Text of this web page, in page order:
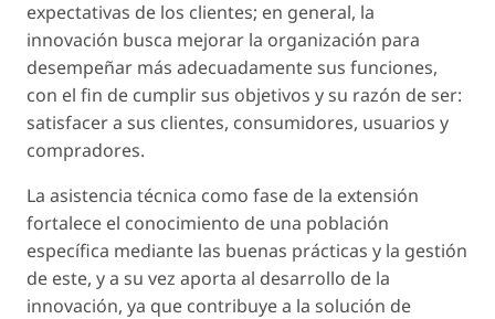
expectativas de los clientes; en general, la
innovación busca mejorar la organización para
desempeñar más adecuadamente sus funciones,
con el fin de cumplir sus objetivos y su razón de ser:
satisfacer a sus clientes, consumidores, usuarios y
compradores.
La asistencia técnica como fase de la extensión
fortalece el conocimiento de una población
específica mediante las buenas prácticas y la gestión
de este, y a su vez aporta al desarrollo de la
innovación, ya que contribuye a la solución de